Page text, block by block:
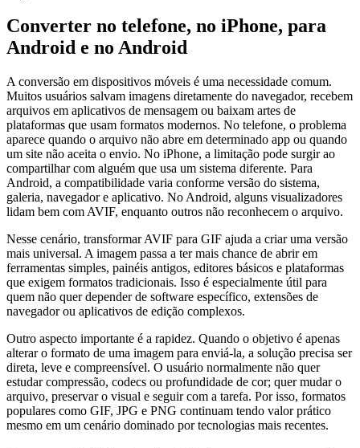
Converter no telefone, no iPhone, para
Android e no Android
A conversão em dispositivos móveis é uma necessidade comum.
Muitos usuários salvam imagens diretamente do navegador, recebem
arquivos em aplicativos de mensagem ou baixam artes de
plataformas que usam formatos modernos. No telefone, o problema
aparece quando o arquivo não abre em determinado app ou quando
um site não aceita o envio. No iPhone, a limitação pode surgir ao
compartilhar com alguém que usa um sistema diferente. Para
Android, a compatibilidade varia conforme versão do sistema,
galeria, navegador e aplicativo. No Android, alguns visualizadores
lidam bem com AVIF, enquanto outros não reconhecem o arquivo.
Nesse cenário, transformar AVIF para GIF ajuda a criar uma versão
mais universal. A imagem passa a ter mais chance de abrir em
ferramentas simples, painéis antigos, editores básicos e plataformas
que exigem formatos tradicionais. Isso é especialmente útil para
quem não quer depender de software específico, extensões de
navegador ou aplicativos de edição complexos.
Outro aspecto importante é a rapidez. Quando o objetivo é apenas
alterar o formato de uma imagem para enviá-la, a solução precisa ser
direta, leve e compreensível. O usuário normalmente não quer
estudar compressão, codecs ou profundidade de cor; quer mudar o
arquivo, preservar o visual e seguir com a tarefa. Por isso, formatos
populares como GIF, JPG e PNG continuam tendo valor prático
mesmo em um cenário dominado por tecnologias mais recentes.